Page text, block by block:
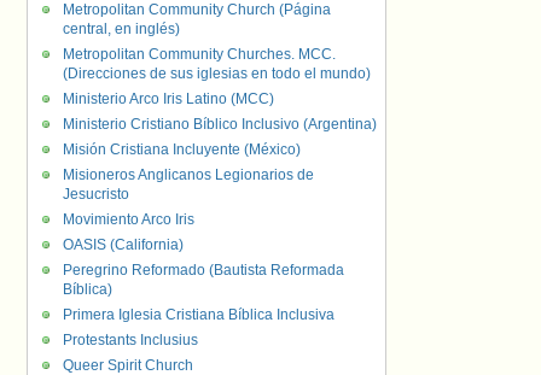
Metropolitan Community Church (Página
central, en inglés)
Metropolitan Community Churches. MCC.
(Direcciones de sus iglesias en todo el mundo)
Ministerio Arco Iris Latino (MCC)
Ministerio Cristiano Bíblico Inclusivo (Argentina)
Misión Cristiana Incluyente (México)
Misioneros Anglicanos Legionarios de
Jesucristo
Movimiento Arco Iris
OASIS (California)
Peregrino Reformado (Bautista Reformada
Bíblica)
Primera Iglesia Cristiana Bíblica Inclusiva
Protestants Inclusius
Queer Spirit Church